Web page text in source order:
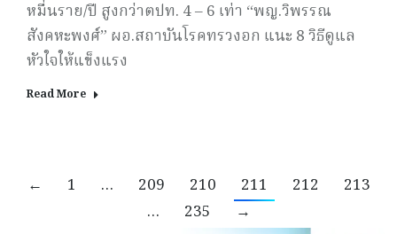
หมื่นราย/ปี สูงกว่าตปท. 4 – 6 เท่า “พญ.วิพรรณ
สังคหะพงศ์” ผอ.สถาบันโรคทรวงอก แนะ 8 วิธีดูแล
หัวใจให้แข็งแรง
Read More
← 1 … 209 210 211 212
213
…
235 →